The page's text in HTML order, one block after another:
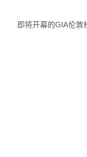
即将开幕的GIA伦敦